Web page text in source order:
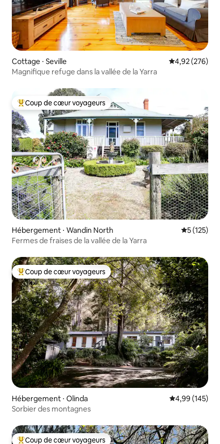
Cottage ⋅ Seville Évaluation
4,92 (276)
Magnifique refuge dans la vallée de la Yarra
Coups de cœur voyageurs les plus appréciés
Coup de cœur voyageurs
Hébergement ⋅ Wandin North Évaluation
5 (125)
Fermes de fraises de la vallée de la Yarra
Coups de cœur voyageurs les plus appréciés
Coup de cœur voyageurs
Hébergement ⋅ Olinda Évaluation
4,99 (145)
Sorbier des montagnes
Coup de cœur voyageurs